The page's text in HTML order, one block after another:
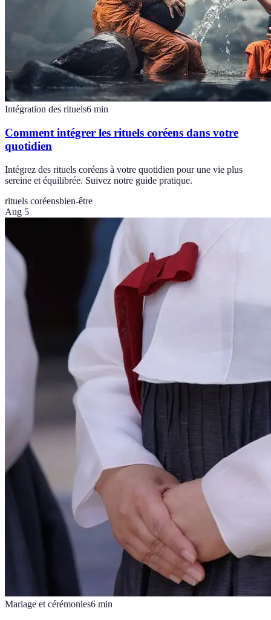
Intégration des rituels6 min
Comment intégrer les rituels coréens dans votre
quotidien
Intégrez des rituels coréens à votre quotidien pour une vie plus
sereine et équilibrée. Suivez notre guide pratique.
rituels coréensbien-être
Aug 5
Mariage et cérémonies6 min